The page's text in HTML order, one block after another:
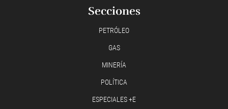
Secciones
PETRÓLEO
GAS
MINERÍA
POLÍTICA
ESPECIALES +E